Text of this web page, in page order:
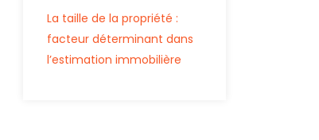
La taille de la propriété :
facteur déterminant dans
l’estimation immobilière